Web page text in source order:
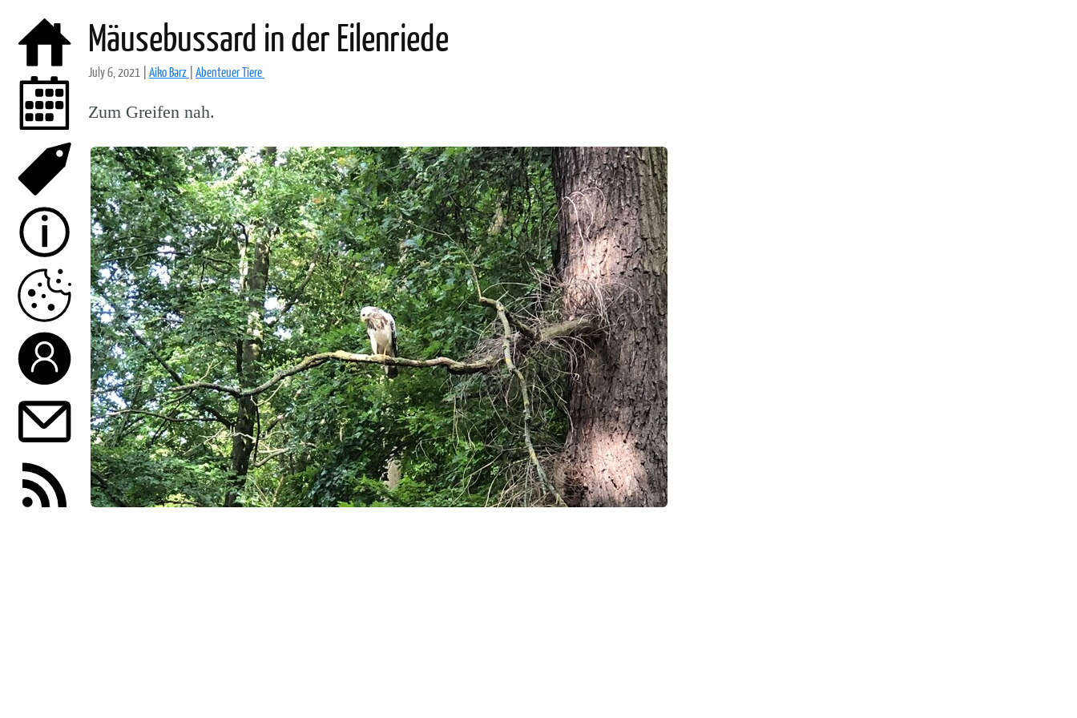
Mäusebussard in der Eilenriede
July 6, 2021 Aiko Barz Abenteuer Tiere
Zum Greifen nah.